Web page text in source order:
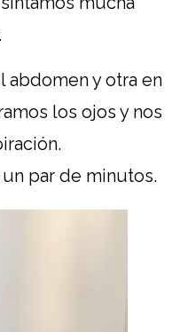
abdomen y otra en
los ojos y nos
par de minutos.